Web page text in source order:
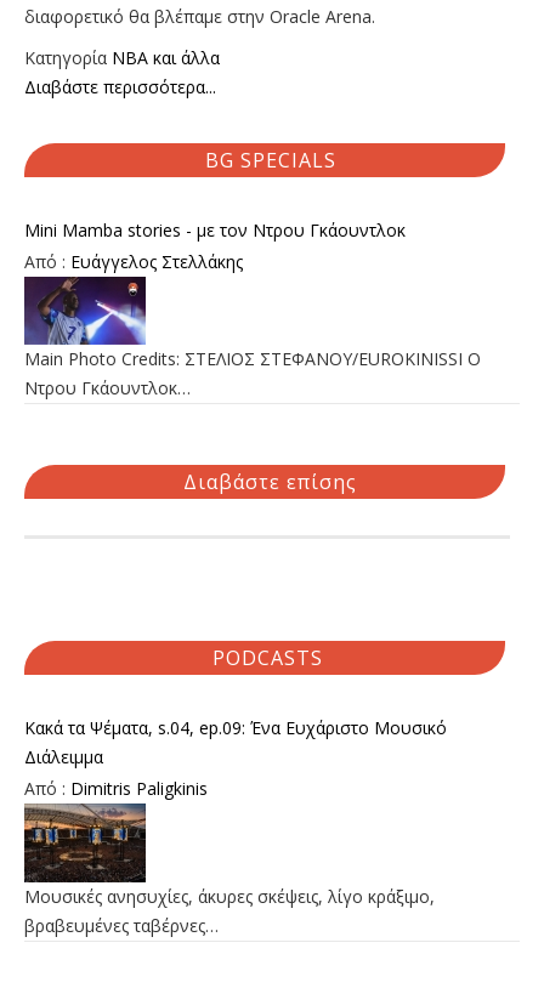
διαφορετικό θα βλέπαμε στην Oracle Arena.
Κατηγορία NBA και άλλα
Διαβάστε περισσότερα...
BG SPECIALS
Mini Mamba stories - με τον Ντρου Γκάουντλοκ
Από : Ευάγγελος Στελλάκης
Main Photo Credits: ΣΤΕΛΙΟΣ ΣΤΕΦΑΝΟΥ/EUROKINISSI Ο
Ντρου Γκάουντλοκ…
Διαβάστε επίσης
PODCASTS
Κακά τα Ψέματα, s.04, ep.09: Ένα Ευχάριστο Μουσικό
Διάλειμμα
Από : Dimitris Paligkinis
Μουσικές ανησυχίες, άκυρες σκέψεις, λίγο κράξιμο,
βραβευμένες ταβέρνες…